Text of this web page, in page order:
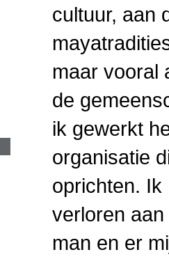
cultuur, aan
maar vooral
de
ik gewerkt
organisatie
oprichten. Ik
verloren
man en er